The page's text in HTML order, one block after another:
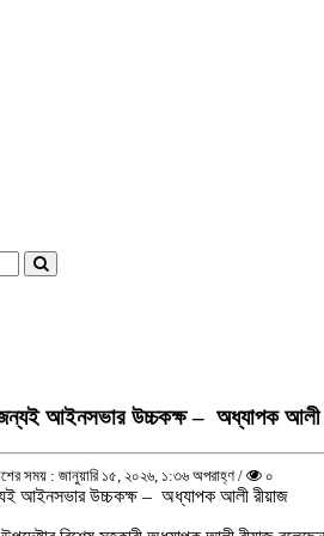
জন্যই আইনসভার উচ্চকক্ষ – ⁠ ⁠অধ্যাপক আলী
সময় : জানুয়ারি ১৫, ২০২৬, ১:৩৬ অপরাহ্ণ / ০